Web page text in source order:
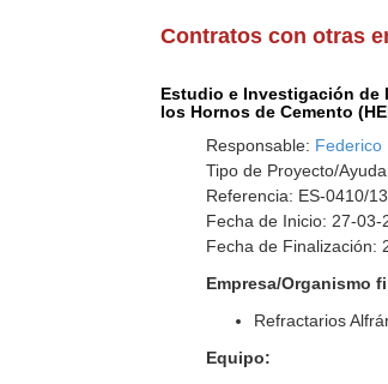
Contratos con otras
Estudio e Investigación de
los Hornos de Cemento
Responsable: Federico
Tipo de Proyecto/
Referencia: ES-0410/
Fecha de Inicio: 27-03-
Fecha de Finalización:
Empresa/Organismo
Refractarios
Equipo: